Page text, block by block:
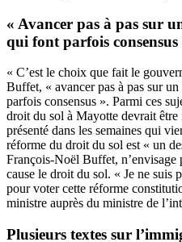
« Avancer pas à pas sur
qui font parfois consensus
« C’est le choix que fait le
Buffet, « avancer pas à pas sur
parfois consensus ». Parmi ces
droit du sol à Mayotte devrait
présenté dans les semaines qui
réforme du droit du sol est « un
François-Noël Buffet, n’envisage
cause le droit du sol. « Je ne suis
pour voter cette réforme
ministre auprès du ministre de
Plusieurs textes sur